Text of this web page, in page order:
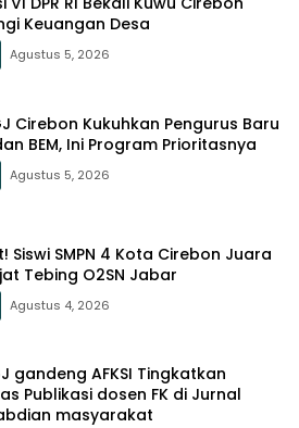
Keuangan Desa
Agustus 5, 2026
Cirebon Kukuhkan Pengurus Baru
BEM, Ini Program Prioritasnya
Agustus 5, 2026
Siswi SMPN 4 Kota Cirebon Juara
Tebing O2SN Jabar
Agustus 4, 2026
gandeng AFKSI Tingkatkan
Publikasi dosen FK di Jurnal
masyarakat